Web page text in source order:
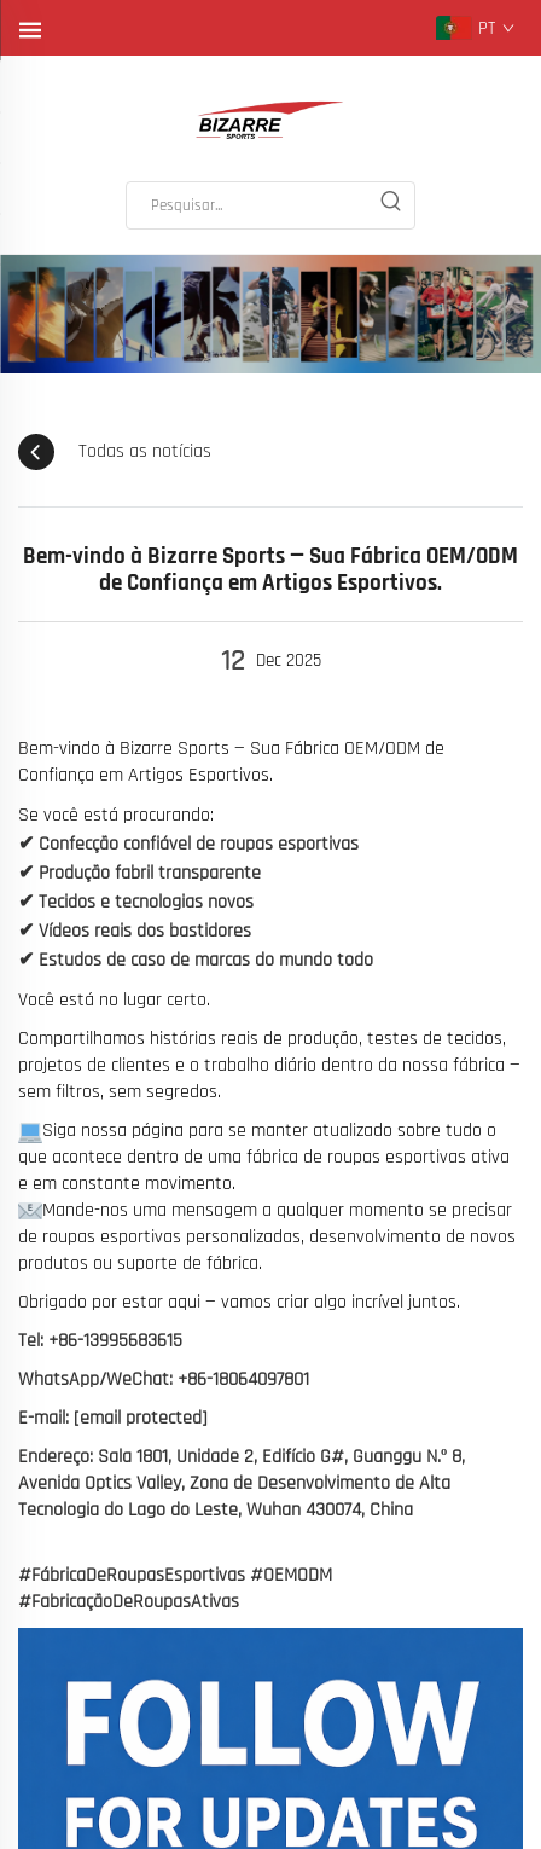
PT
Todas as notícias
Bem-vindo à Bizarre Sports — Sua Fábrica OEM/ODM
de Confiança em Artigos Esportivos.
12 Dec 2025
Bem-vindo à Bizarre Sports — Sua Fábrica OEM/ODM de
Confiança em Artigos Esportivos.
Se você está procurando:
✔ Confecção confiável de roupas esportivas
✔ Produção fabril transparente
✔ Tecidos e tecnologias novos
✔ Vídeos reais dos bastidores
✔ Estudos de caso de marcas do mundo todo
Você está no lugar certo.
Compartilhamos histórias reais de produção, testes de tecidos,
projetos de clientes e o trabalho diário dentro da nossa fábrica —
sem filtros, sem segredos.
Siga nossa página para se manter atualizado sobre tudo o
que acontece dentro de uma fábrica de roupas esportivas ativa
e em constante movimento.
Mande-nos uma mensagem a qualquer momento se precisar
de roupas esportivas personalizadas, desenvolvimento de novos
produtos ou suporte de fábrica.
Obrigado por estar aqui — vamos criar algo incrível juntos.
Tel: +86-13995683615
WhatsApp/WeChat: +86-18064097801
E-mail: [email protected]
Endereço: Sala 1801, Unidade 2, Edifício G#, Guanggu N.º 8,
Avenida Optics Valley, Zona de Desenvolvimento de Alta
Tecnologia do Lago do Leste, Wuhan 430074, China
#FábricaDeRoupasEsportivas #OEMODM
#FabricaçãoDeRoupasAtivas